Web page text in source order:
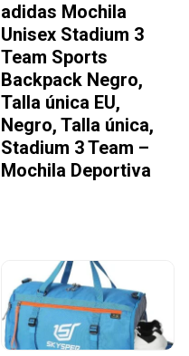
adidas Mochila
Unisex Stadium 3
Team Sports
Backpack Negro,
Talla única EU,
Negro, Talla única,
Stadium 3 Team –
Mochila Deportiva